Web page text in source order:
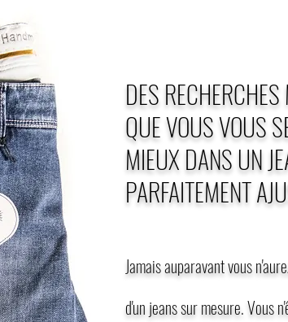
DES
QUE VOUS VOUS
MIEUX DANS UN
PARFAITEMENT
Jamais auparavant vous
d'un jeans sur mesure. Vous